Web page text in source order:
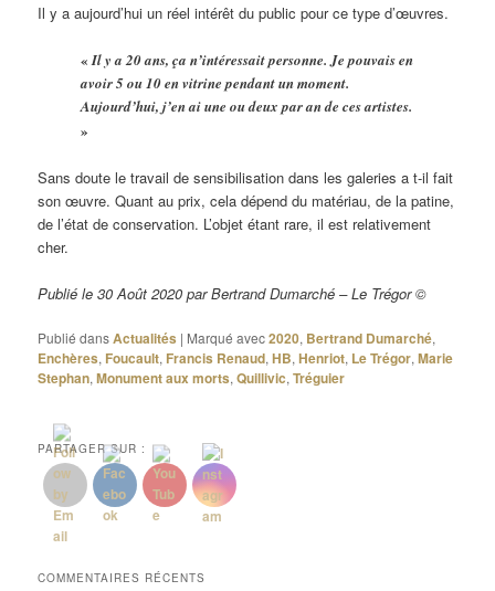
Il y a aujourd’hui un réel intérêt du public pour ce type d’œuvres.
«Il y a 20 ans, ça n’intéressait personne. Je pouvais en
avoir 5 ou 10 en vitrine pendant un moment.
Aujourd’hui, j’en ai une ou deux par an de ces artistes.
»
Sans doute le travail de sensibilisation dans les galeries a t-il fait
son œuvre. Quant au prix, cela dépend du matériau, de la patine,
de l’état de conservation. L’objet étant rare, il est relativement
cher.
Publié le 30 Août 2020 par Bertrand Dumarché – Le Trégor ©
Publié dansActualités | Marqué avec2020, Bertrand Dumarché,
Enchères, Foucault, Francis Renaud,HB,Henriot, Le Trégor,Marie
Stephan,Monument aux morts,Quillivic,Tréguier
PARTAGER SUR :
COMMENTAIRES RÉCENTS